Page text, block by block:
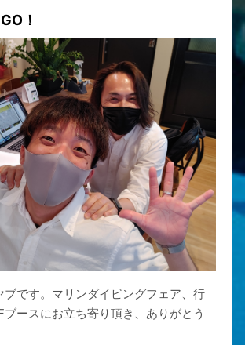
！
ブです。マリンダイビングフェア、行
ースにお立ち寄り頂き、ありがとう